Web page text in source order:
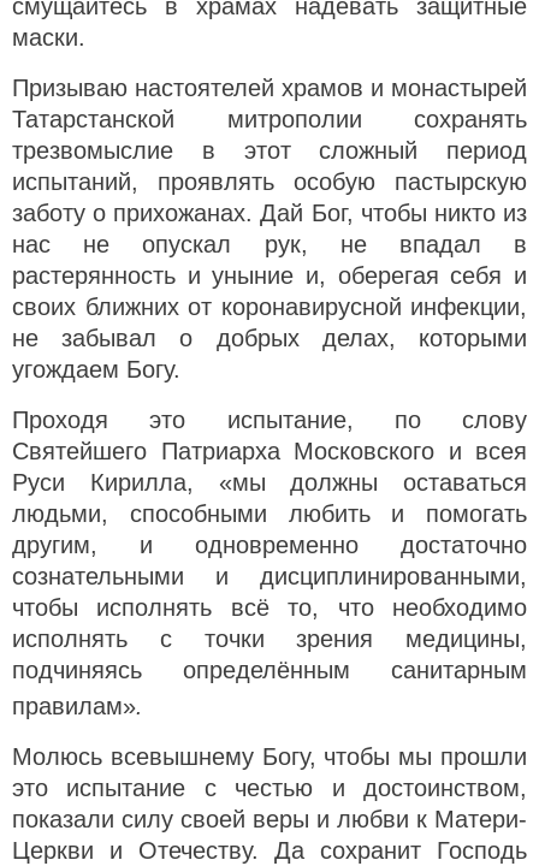
смущайтесь в храмах надевать защитные
маски.
Призываю настоятелей храмов и монастырей
Татарстанской митрополии сохранять
трезвомыслие в этот сложный период
испытаний, проявлять особую пастырскую
заботу о прихожанах. Дай Бог, чтобы никто из
нас не опускал рук, не впадал в
растерянность и уныние и, оберегая себя и
своих ближних от коронавирусной инфекции,
не забывал о добрых делах, которыми
угождаем Богу.
Проходя это испытание, по слову
Святейшего Патриарха Московского и всея
Руси Кирилла, «мы должны оставаться
людьми, способными любить и помогать
другим, и одновременно достаточно
сознательными и дисциплинированными,
чтобы исполнять всё то, что необходимо
исполнять с точки зрения медицины,
подчиняясь определённым санитарным
правилам».
Молюсь всевышнему Богу, чтобы мы прошли
это испытание с честью и достоинством,
показали силу своей веры и любви к Матери-
Церкви и Отечеству. Да сохранит Господь